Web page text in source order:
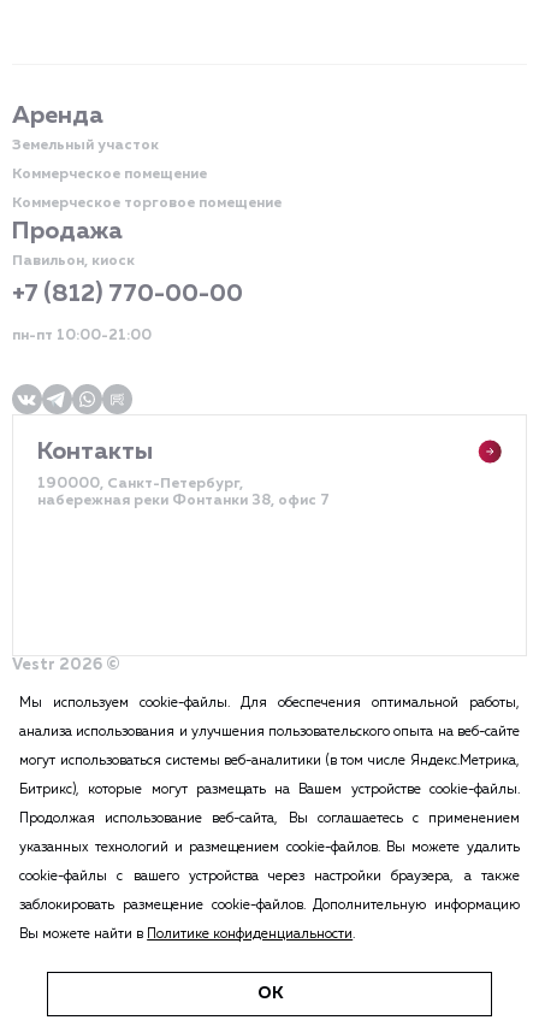
Аренда
Земельный участок
Коммерческое помещение
Коммерческое торговое помещение
Продажа
Павильон, киоск
+7 (812) 770-00-00
пн-пт 10:00-21:00
Контакты
190000, Санкт-Петербург,
набережная реки Фонтанки 38, офис 7
Vestr 2026 ©
Разработка сайта – DDQ
2015-2026 Vestr – КОММЕРЧЕСКАЯ НЕДВИЖИМОСТЬ В САНКТ
ПЕТЕРБУРГЕ И ЛЕНИНГРАДСКОЙ ОБЛАСТИ
ПОЛИТИКА КОНФИДЕНЦИАЛЬНОСТИ
Вся информация, размещенная на данном сайте, ни при каких
обстоятельствах не может признаваться публичной офертой в соответствии
с п.2 ст.437 Гражданского кодекса РФ. Копирование и воспроизведение
материалов этого сайта возможна только с согласия администрации сайта.
удобства восприятия информации п.2 ст.437 ГК РФ.
Мы используем cookie-файлы. Для обеспечения оптимальной работы,
анализа использования и улучшения пользовательского опыта на веб-сайте
могут использоваться системы веб-аналитики (в том числе Яндекс.Метрика,
Битрикс), которые могут размещать на Вашем устройстве cookie-файлы.
Продолжая использование веб-сайта, Вы соглашаетесь с применением
указанных технологий и размещением cookie-файлов. Вы можете удалить
cookie-файлы с вашего устройства через настройки браузера, а также
заблокировать размещение cookie-файлов. Дополнительную информацию
Вы можете найти в Политике конфиденциальности
ОК